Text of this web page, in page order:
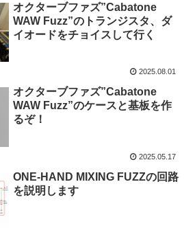
オクターブファズ”Cabatone
WAW Fuzz”のトランジスタ、ダ
イオードをチョイスして行く
2025.08.01
オクターブファズ”Cabatone
WAW Fuzz”のケースと基板を作
るぞ！
2025.05.17
ONE-HAND MIXING FUZZの回路
を説明します